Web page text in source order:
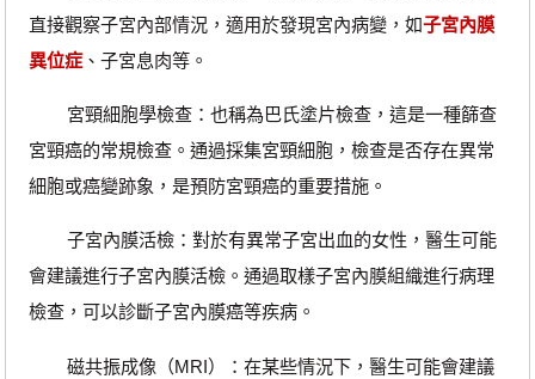
直接觀察子宮內部情況，適用於發現宮內病變，如子宮內膜
異位症、子宮息肉等。
宮頸細胞學檢查：也稱為巴氏塗片檢查，這是一種篩查
宮頸癌的常規檢查。通過採集宮頸細胞，檢查是否存在異常
細胞或癌變跡象，是預防宮頸癌的重要措施。
子宮內膜活檢：對於有異常子宮出血的女性，醫生可能
會建議進行子宮內膜活檢。通過取樣子宮內膜組織進行病理
檢查，可以診斷子宮內膜癌等疾病。
磁共振成像（MRI）：在某些情況下，醫生可能會建議